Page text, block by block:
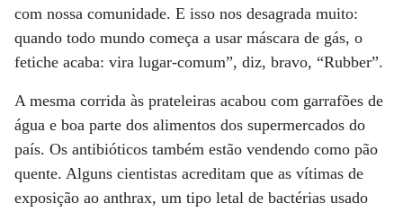
com nossa comunidade. E isso nos desagrada muito:
quando todo mundo começa a usar máscara de gás, o
fetiche acaba: vira lugar-comum”, diz, bravo, “Rubber”.
A mesma corrida às prateleiras acabou com garrafões de
água e boa parte dos alimentos dos supermercados do
país. Os antibióticos também estão vendendo como pão
quente. Alguns cientistas acreditam que as vítimas de
exposição ao anthrax, um tipo letal de bactérias usado